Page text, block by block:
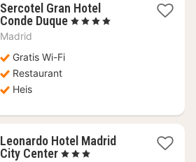
Sercotel Gran Hotel
Conde Duque1
, 4 Stjerner
Madrid
Gratis Wi-Fi
Restaurant
Heis
Leonardo Hotel Madrid
City Center1
, 3 Stjerner